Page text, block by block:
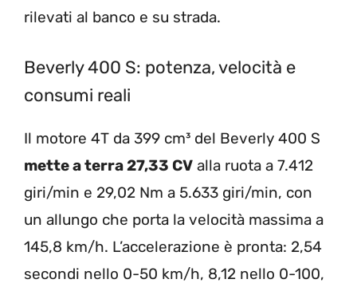
rilevati al banco e su strada.
Beverly 400 S: potenza, velocità e
consumi reali
Il motore 4T da 399 cm³ del Beverly 400 S
mette a terra 27,33 CV alla ruota a 7.412
giri/min e 29,02 Nm a 5.633 giri/min, con
un allungo che porta la velocità massima a
145,8 km/h. L’accelerazione è pronta: 2,54
secondi nello 0-50 km/h, 8,12 nello 0-100,